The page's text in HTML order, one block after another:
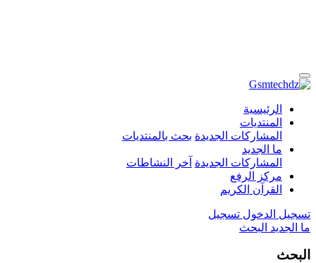
الرئيسية
المنتديات
المشاركات الجديدة بحث بالمنتديات
ما الجديد
المشاركات الجديدة آخر النشاطات
مركز الرفع
القرآن الكريم
تسجيل الدخول تسجيل
ما الجديد البحث
البحث